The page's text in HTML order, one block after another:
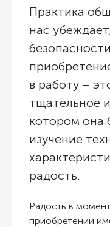
Практика
нас
в работу –
тщательное
котором она
изучение
радость.
Радость в
приобретении